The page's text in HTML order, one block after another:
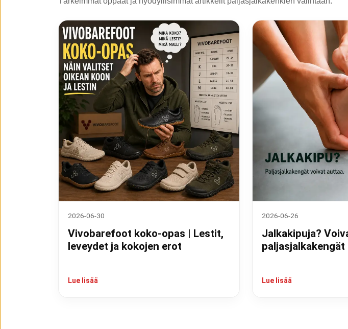
2026-06-30
Vivobarefoot koko-opas | Lestit,
leveydet ja kokojen erot
Lue lisää
2026-06-26
Jalkakipuja?
paljasjalkakengät
Lue lisää